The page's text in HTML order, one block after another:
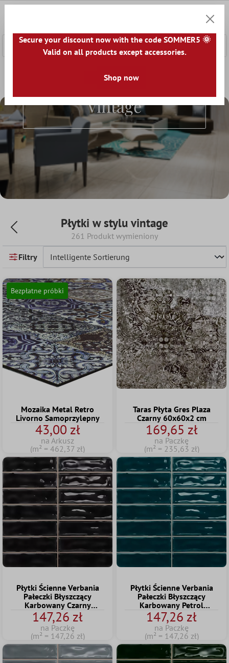
Koszyk
Płytki według wyglądu
Płytki W Stylu
Vintage
Płytki w stylu vintage
261 Produkt wymieniony
Filtry
Bezpłatne próbki
Mozaika Metal Retro
Livorno Samoprzylepny
43,00 zł
na Arkusz
(m² = 462,37 zł)
Taras Płyta Gres Plaza
Czarny 60x60x2 cm
169,65 zł
na Paczkę
(m² = 235,63 zł)
Płytki Ścienne Verbania
Pałeczki Błyszczący
Karbowany Czarny
20x20cm
147,26 zł
na Paczkę
(m² = 147,26 zł)
Płytki Ścienne Verbania
Pałeczki Błyszczący
Karbowany Petrol
20x20cm
147,26 zł
na Paczkę
(m² = 147,26 zł)
Secure your discount now with the code SOMMER5 🌞
Valid on all products except accessories.
Shop now